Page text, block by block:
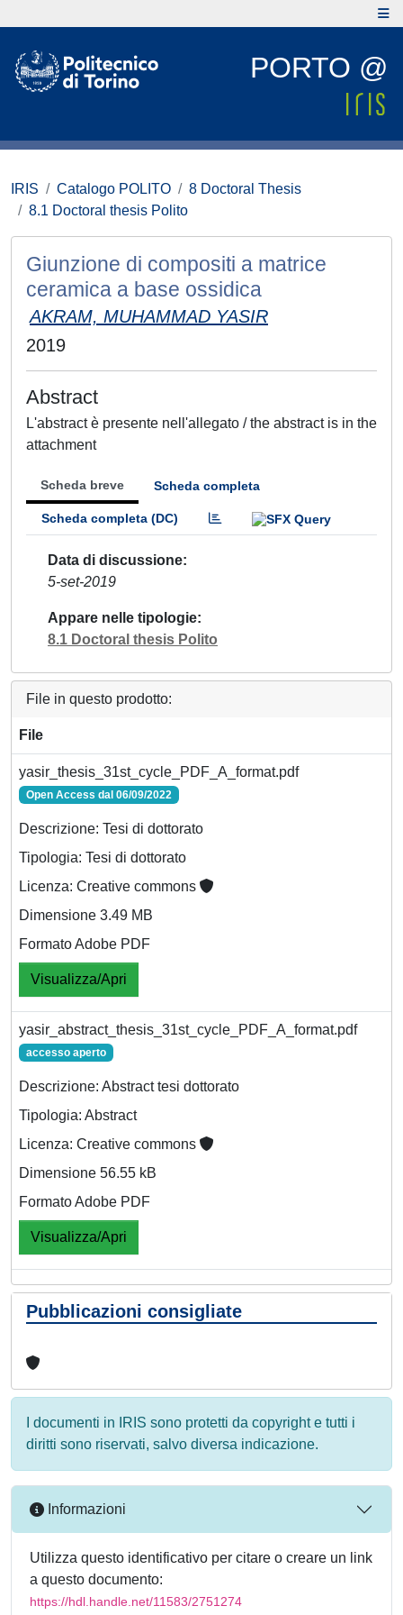
PORTO @
IRIS Catalogo POLITO
8 Doctoral Thesis
8.1 Doctoral thesis Polito
Giunzione di compositi a matrice
ceramica a base ossidica
AKRAM, MUHAMMAD YASIR
2019
Abstract
L'abstract è presente nell'allegato / the abstract is in the
attachment
Scheda breve Scheda completa
Scheda completa (DC)
Data di discussione
5-set-2019
Appare nelle tipologie
8.1 Doctoral thesis Polito
File in questo prodotto:
File
yasir_thesis_31st_cycle_PDF_A_format.pdf
Open Access dal 06/09/2022
Descrizione: Tesi di dottorato
Tipologia: Tesi di dottorato
Licenza: Creative commons
Dimensione 3.49 MB
Formato Adobe PDF
Visualizza/Apri
yasir_abstract_thesis_31st_cycle_PDF_A_format.pdf
accesso aperto
Descrizione: Abstract tesi dottorato
Tipologia: Abstract
Licenza: Creative commons
Dimensione 56.55 kB
Formato Adobe PDF
Visualizza/Apri
Pubblicazioni consigliate
I documenti in IRIS sono protetti da copyright e tutti i
diritti sono riservati, salvo diversa indicazione.
Informazioni
Utilizza questo identificativo per citare o creare un link
a questo documento:
https://hdl.handle.net/11583/2751274